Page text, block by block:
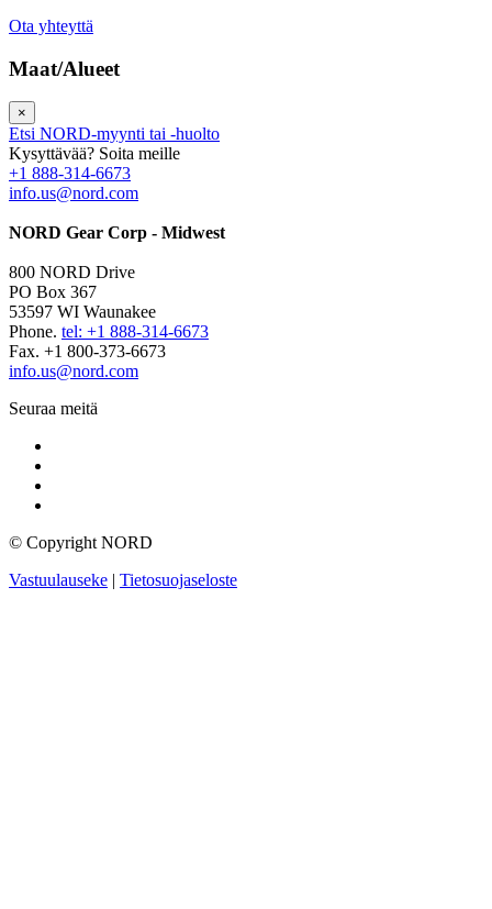
Ota yhteyttä
Maat/Alueet
×
Etsi NORD-myynti tai -huolto
Kysyttävää? Soita meille
+1 888-314-6673
info.us@nord.com
NORD Gear Corp - Midwest
800 NORD Drive
PO Box 367
53597 WI Waunakee
Phone. tel: +1 888-314-6673
Fax. +1 800-373-6673
info.us@nord.com
Seuraa meitä
© Copyright NORD
Vastuulauseke | Tietosuojaseloste